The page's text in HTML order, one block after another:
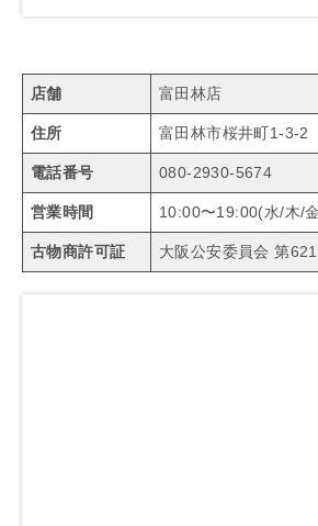
店舗 富田林店
住所 富田林市桜井町1-3-2
電話番号 080-2930-5674
営業時間 10:00〜19:00(水/木/
古物商許可証 大阪公安委員会 第